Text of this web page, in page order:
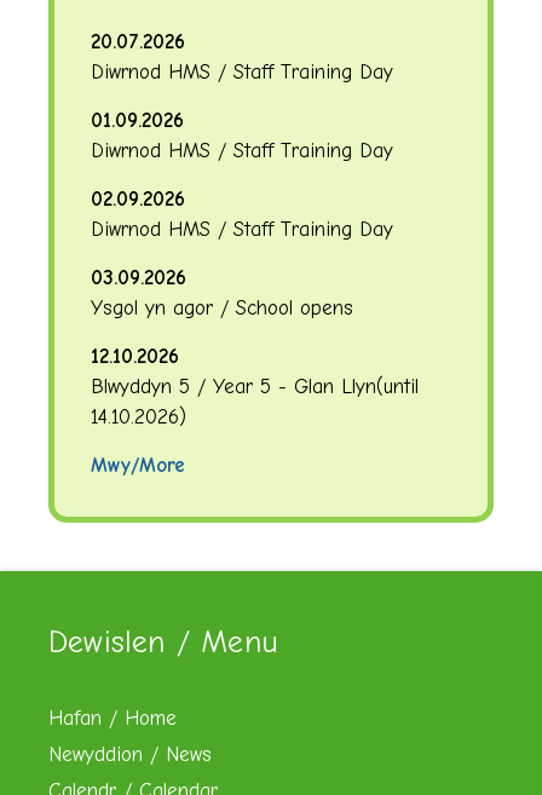
20.07.2026
Diwrnod HMS / Staff Training Day
01.09.2026
Diwrnod HMS / Staff Training Day
02.09.2026
Diwrnod HMS / Staff Training Day
03.09.2026
Ysgol yn agor / School opens
12.10.2026
Blwyddyn 5 / Year 5 - Glan Llyn(until
14.10.2026)
Mwy/More
Dewislen / Menu
Hafan / Home
Newyddion / News